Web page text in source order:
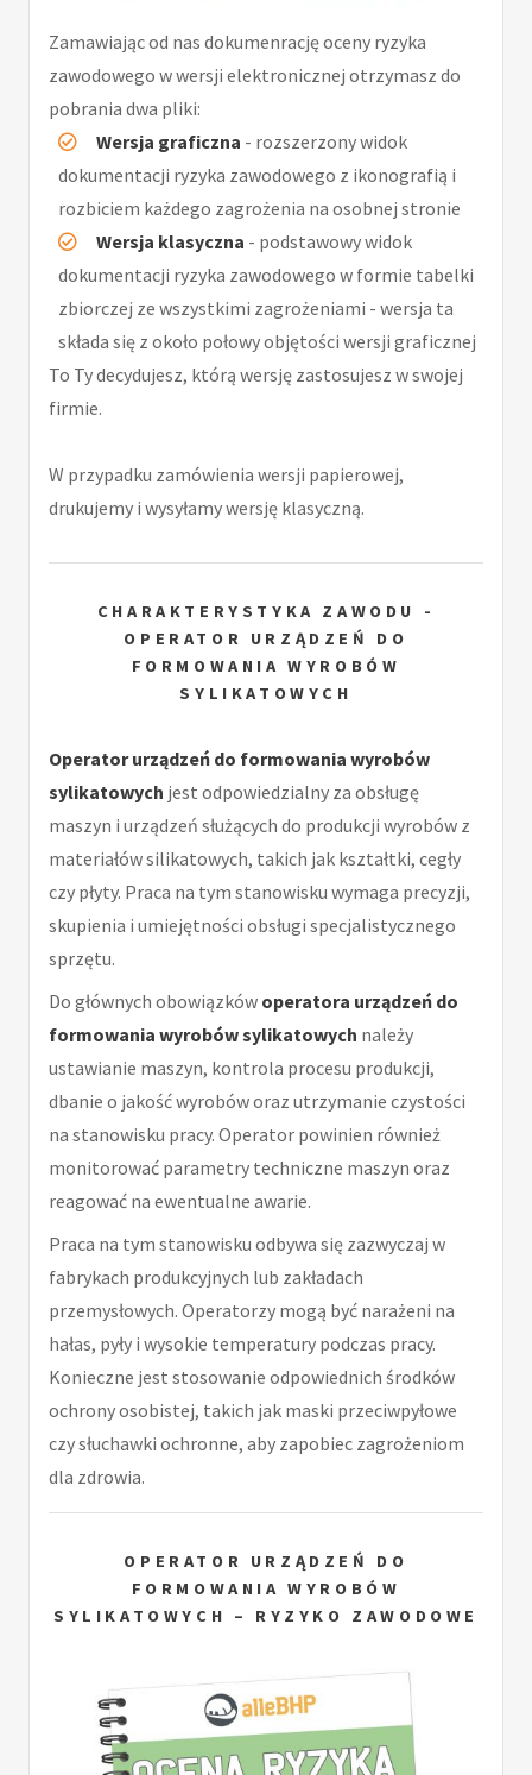
Zamawiając od nas dokumenrację oceny ryzyka
zawodowego w wersji elektronicznej otrzymasz do
pobrania dwa pliki:
Wersja graficzna - rozszerzony widok
dokumentacji ryzyka zawodowego z ikonografią i
rozbiciem każdego zagrożenia na osobnej stronie
Wersja klasyczna - podstawowy widok
dokumentacji ryzyka zawodowego w formie tabelki
zbiorczej ze wszystkimi zagrożeniami - wersja ta
składa się z około połowy objętości wersji graficznej
To Ty decydujesz, którą wersję zastosujesz w swojej
firmie.
W przypadku zamówienia wersji papierowej,
drukujemy i wysyłamy wersję klasyczną.
CHARAKTERYSTYKA ZAWODU -
OPERATOR URZĄDZEŃ DO
FORMOWANIA WYROBÓW
SYLIKATOWYCH
Operator urządzeń do formowania wyrobów
sylikatowych jest odpowiedzialny za obsługę
maszyn i urządzeń służących do produkcji wyrobów z
materiałów silikatowych, takich jak kształtki, cegły
czy płyty. Praca na tym stanowisku wymaga precyzji,
skupienia i umiejętności obsługi specjalistycznego
sprzętu.
Do głównych obowiązków operatora urządzeń do
formowania wyrobów sylikatowych należy
ustawianie maszyn, kontrola procesu produkcji,
dbanie o jakość wyrobów oraz utrzymanie czystości
na stanowisku pracy. Operator powinien również
monitorować parametry techniczne maszyn oraz
reagować na ewentualne awarie.
Praca na tym stanowisku odbywa się zazwyczaj w
fabrykach produkcyjnych lub zakładach
przemysłowych. Operatorzy mogą być narażeni na
hałas, pyły i wysokie temperatury podczas pracy.
Konieczne jest stosowanie odpowiednich środków
ochrony osobistej, takich jak maski przeciwpyłowe
czy słuchawki ochronne, aby zapobiec zagrożeniom
dla zdrowia.
OPERATOR URZĄDZEŃ DO
FORMOWANIA WYROBÓW
SYLIKATOWYCH – RYZYKO ZAWODOWE